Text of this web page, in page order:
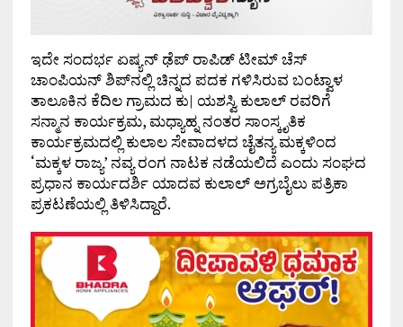
ಇದೇ ಸಂದರ್ಭ ಏಷ್ಯನ್ ಢೆಪ್ ರಾಪಿಡ್ ಟೀಮ್ ಚೆಸ್
ಚಾಂಪಿಯನ್ ಶಿಪ್‌ನಲ್ಲಿ ಚಿನ್ನದ ಪದಕ ಗಳಿಸಿರುವ ಬಂಟ್ವಾಳ
ತಾಲೂಕಿನ ಕೆದಿಲ ಗ್ರಾಮದ ಕು| ಯಶಸ್ವಿ ಕುಲಾಲ್ ರವರಿಗೆ
ಸನ್ಮಾನ ಕಾರ್ಯಕ್ರಮ, ಮಧ್ಯಾಹ್ನ ನಂತರ ಸಾಂಸ್ಕೃತಿಕ
ಕಾರ್ಯಕ್ರಮದಲ್ಲಿ ಕುಲಾಲ ಸೇವಾದಳದ ಚೈತನ್ಯ ಮಕ್ಕಳಿಂದ
‘ಮಕ್ಕಳ ರಾಜ್ಯ’ ನವ್ಯ ರಂಗ ನಾಟಕ ನಡೆಯಲಿದೆ ಎಂದು ಸಂಘದ
ಪ್ರಧಾನ ಕಾರ್ಯದರ್ಶಿ ಯಾದವ ಕುಲಾಲ್ ಅಗ್ರಬೈಲು ಪತ್ರಿಕಾ
ಪ್ರಕಟಣೆಯಲ್ಲಿ ತಿಳಿಸಿದ್ದಾರೆ.